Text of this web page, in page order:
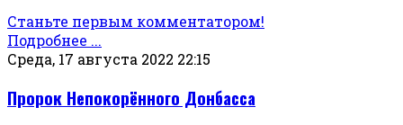
Станьте первым комментатором!
Подробнее ...
Среда, 17 августа 2022 22:15
Пророк Непокорённого Донбасса